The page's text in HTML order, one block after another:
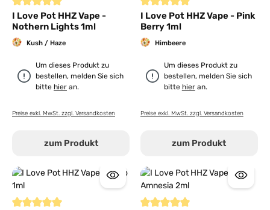
Durchschnittliche Bewertung von 5 von 5 Sternen
I Love Pot HHZ Vape -
Nothern Lights 1ml
Kush / Haze
Um dieses Produkt zu
bestellen, melden Sie sich
bitte hier an.
Preise exkl. MwSt. zzgl. Versandkosten
zum Produkt
Durchschnittliche Bewertung
I Love Pot HHZ Vape - Pink
Berry 1ml
Himbeere
Um dieses Produkt zu
bestellen, melden Sie sich
bitte hieran.
Preise exkl. MwSt. zzgl. Versandkosten
zum Produkt